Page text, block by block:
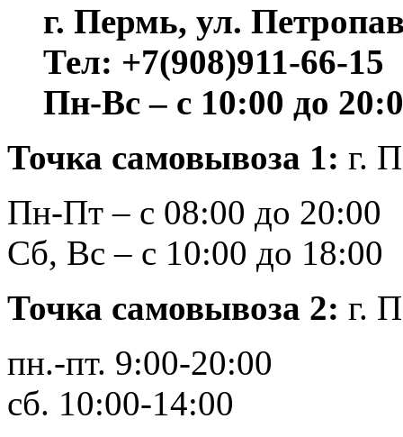
г. Пермь, ул.
Тел: +7(908)911-66-15
Пн-Вс – с 10:00 до
Точка самовывоза 1: г.
Пн-Пт – с 08:00 до 20:00
Сб, Вс – с 10:00 до 18:00
Точка самовывоза 2: г.
пн.-пт. 9:00-20:00
сб. 10:00-14:00